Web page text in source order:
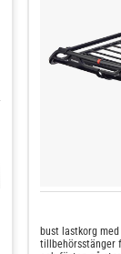
bust lastkorg
tillbehörsstänger